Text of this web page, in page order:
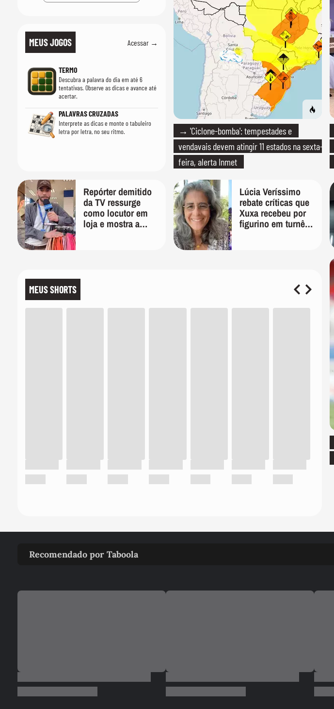
MEUS JOGOS Acessar →
TERMO
Descubra a palavra do dia em até 6
tentativas. Observe as dicas e avance até
acertar.
PALAVRAS CRUZADAS
Interprete as dicas e monte o tabuleiro
letra por letra, no seu ritmo.
→ 'Ciclone-bomba': tempestades e
vendavais devem atingir 11 estados na sexta-
feira, alerta Inmet
Repórter demitido
da TV ressurge
como locutor em
loja e mostra a
Lúcia Veríssimo
rebate críticas que
Xuxa recebeu por
figurino em turnê:
MEUS SHORTS
Recomendado por Taboola